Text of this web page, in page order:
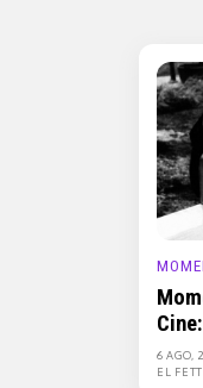
6 AGO,
EL FETT